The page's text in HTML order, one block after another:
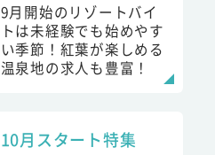
9月開始のリゾートバイ
トは未経験でも始めやす
い季節！紅葉が楽しめる
温泉地の求人も豊富！
10月スタート特集